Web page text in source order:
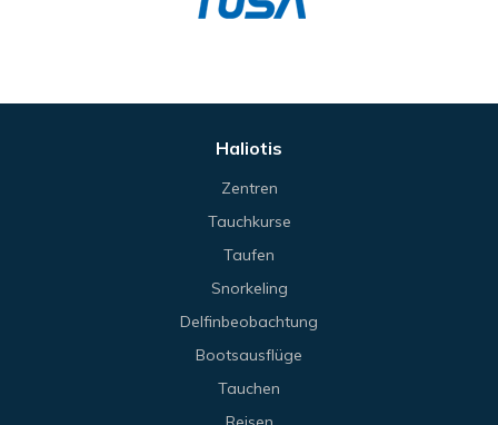
Haliotis
Zentren
Tauchkurse
Taufen
Snorkeling
Delfinbeobachtung
Bootsausflüge
Tauchen